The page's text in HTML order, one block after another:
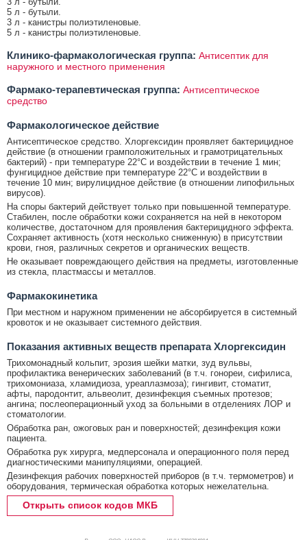
5 л - бутыли.
3 л - канистры полиэтиленовые.
5 л - канистры полиэтиленовые.
Клинико-фармакологическая группа: Антисептик для
наружного и местного применения
Фармако-терапевтическая группа: Антисептическое
средство
Фармакологическое действие
Антисептическое средство. Хлоргексидин проявляет бактерицидное
действие (в отношении грамположительных и грамотрицательных
бактерий) - при температуре 22°С и воздействии в течение 1 мин;
фунгицидное действие при температуре 22°С и воздействии в
течение 10 мин; вирулицидное действие (в отношении липофильных
вирусов).
На споры бактерий действует только при повышенной температуре.
Стабилен, после обработки кожи сохраняется на ней в некотором
количестве, достаточном для проявления бактерицидного эффекта.
Сохраняет активность (хотя несколько сниженную) в присутствии
крови, гноя, различных секретов и органических веществ.
Не оказывает повреждающего действия на предметы, изготовленные
из стекла, пластмассы и металлов.
Фармакокинетика
При местном и наружном применении не абсорбируется в системный
кровоток и не оказывает системного действия.
Показания активных веществ препарата Хлоргексидин
Трихомонадный кольпит, эрозия шейки матки, зуд вульвы,
профилактика венерических заболеваний (в т.ч. гонореи, сифилиса,
трихомониаза, хламидиоза, уреаплазмоза); гингивит, стоматит,
афты, пародонтит, альвеолит, дезинфекция съемных протезов;
ангина; послеоперационный уход за больными в отделениях ЛОР и
стоматологии.
Обработка ран, ожоговых ран и поверхностей; дезинфекция кожи
пациента.
Обработка рук хирурга, медперсонала и операционного поля перед
диагностическими манипуляциями, операцией.
Дезинфекция рабочих поверхностей приборов (в т.ч. термометров) и
оборудования, термическая обработка которых нежелательна.
Открыть список кодов МКБ